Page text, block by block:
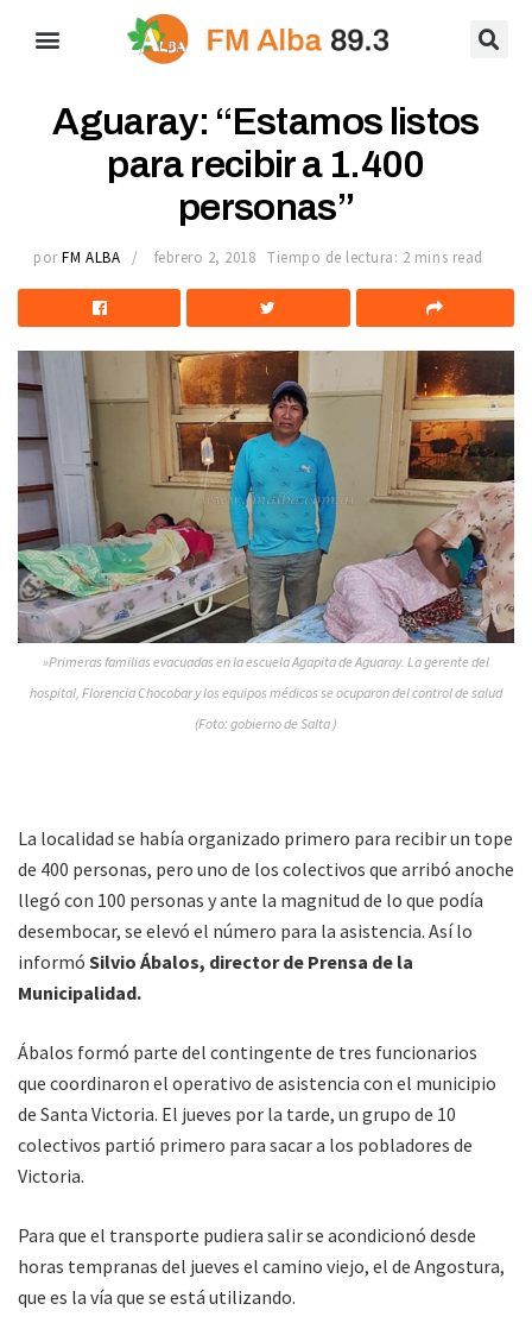
Aguaray: “Estamos listos
para recibir a 1.400
personas”
por FM ALBA febrero 2, 2018 Tiempo de lectura: 2 mins read
»Primeras familias evacuadas en la escuela Agapita de Aguaray. La gerente del
hospital, Florencia Chocobar y los equipos médicos se ocuparon del control de salud
(Foto: gobierno de Salta )
La localidad se había organizado primero para recibir un tope
de 400 personas, pero uno de los colectivos que arribó anoche
llegó con 100 personas y ante la magnitud de lo que podía
desembocar, se elevó el número para la asistencia. Así lo
informó Silvio Ábalos, director de Prensa de la
Municipalidad.
Ábalos formó parte del contingente de tres funcionarios
que coordinaron el operativo de asistencia con el municipio
de Santa Victoria. El jueves por la tarde, un grupo de 10
colectivos partió primero para sacar a los pobladores de
Victoria.
Para que el transporte pudiera salir se acondicionó desde
horas tempranas del jueves el camino viejo, el de Angostura,
que es la vía que se está utilizando.